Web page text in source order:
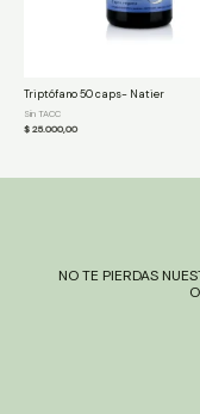
Triptófano 50 caps- Natier
Sin TACC
$25.000,00
NO TE PIERDAS